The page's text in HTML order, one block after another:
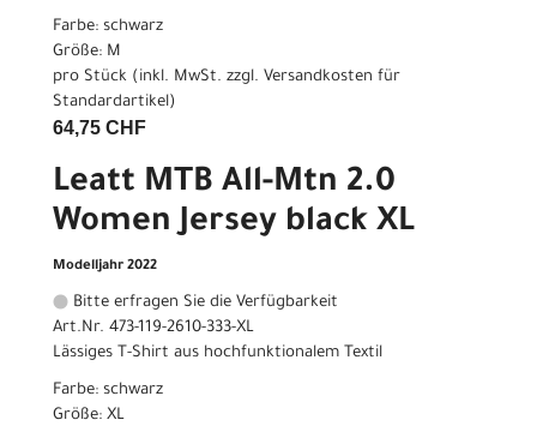
Farbe: schwarz
Größe: M
pro Stück (inkl. MwSt. zzgl. Versandkosten für
Standardartikel)
64,75 CHF
Leatt MTB All-Mtn 2.0
Women Jersey black XL
Modelljahr 2022
Bitte erfragen Sie die Verfügbarkeit
Art.Nr. 473-119-2610-333-XL
Lässiges T-Shirt aus hochfunktionalem Textil
Farbe: schwarz
Größe: XL